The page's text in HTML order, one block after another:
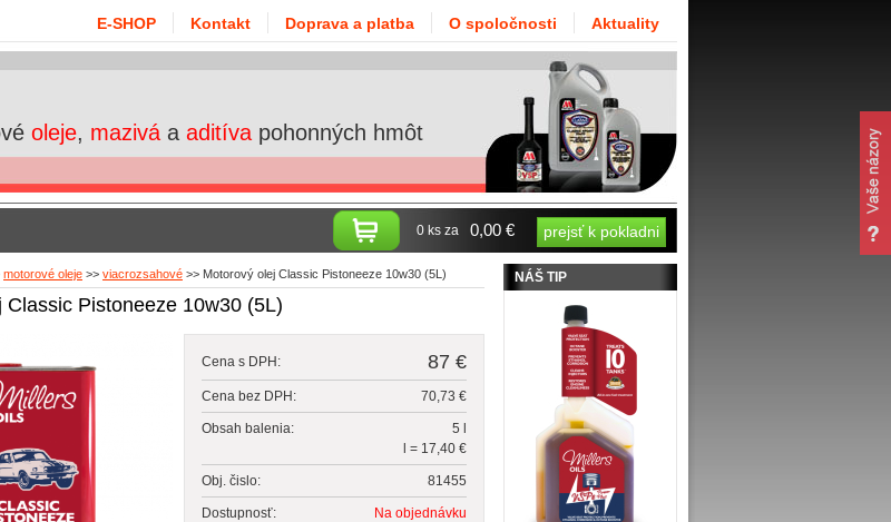
oleje, mazivá a aditíva pohonných hmôt
motorové oleje >> viacrozsahové >> Motorový olej Classic Pistoneeze 10w30 (5L)
Classic Pistoneeze 10w30 (5L)
Cena s DPH: 87 €
Cena bez DPH: 70,73 €
Obsah balenia:
5 l
l = 17,40 €
Obj. čislo: 81455
Dostupnosť: Na objednávku
NÁŠ TIP
E-SHOP Kontakt Doprava a platba O spoločnosti Aktuality
0 ks za 0,00 € prejsť k pokladni